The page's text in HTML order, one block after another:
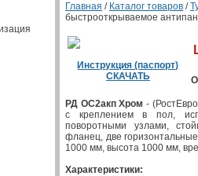
Главная / Каталог товаров /
быстрооткрываемое
Инструкция (паспорт)
СКАЧАТЬ
РД ОС2акп Хром -
с креплением в пол,
поворотными узлами,
фланец, две
1000 мм, высота 1000 мм,
Характеристики: